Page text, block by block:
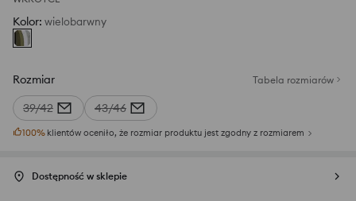
Kolor: wielobarwny
Rozmiar Tabela rozmiarów
39/42 43/46
100% klientów oceniło, że rozmiar produktu jest zgodny z rozmiarem
Dostępność w sklepie